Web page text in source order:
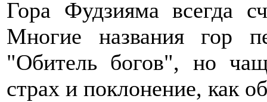
Гора Фудзияма всегда
Многие названия гор
"Обитель богов", но
страх и поклонение, как